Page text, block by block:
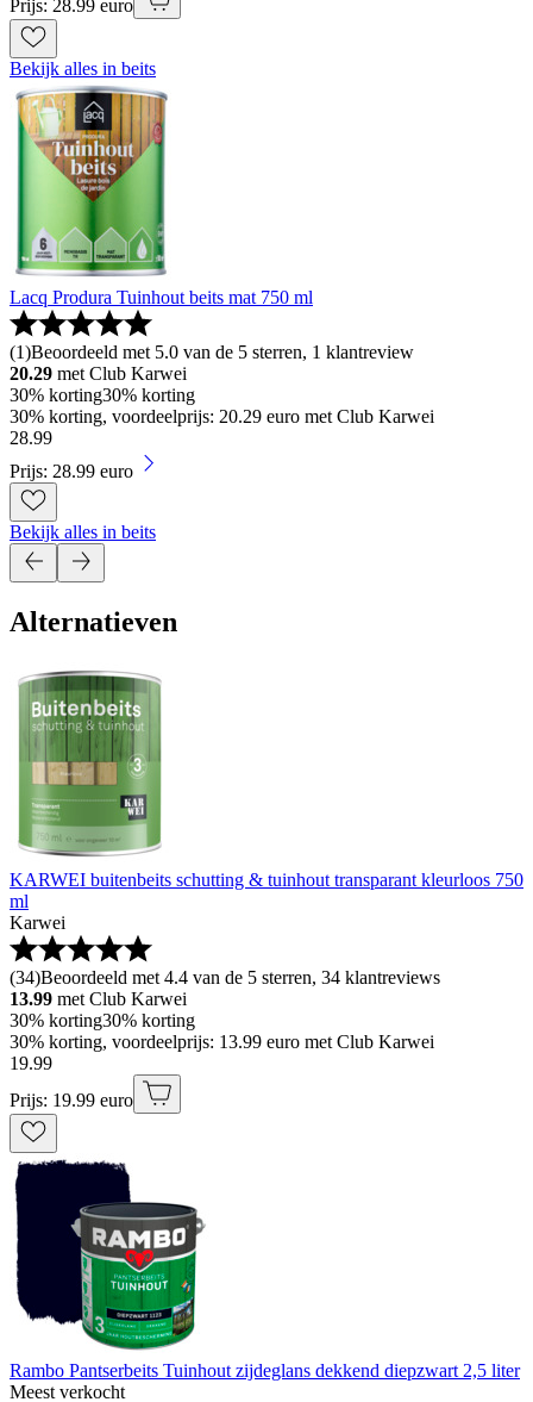
Prijs: 28.99 euro
Bekijk alles in beits
Lacq Produra Tuinhout beits mat 750 ml
(1)Beoordeeld met 5.0 van de 5 sterren, 1 klantreview
20.29 met Club Karwei
30% korting30% korting
30% korting, voordeelprijs: 20.29 euro met Club Karwei
28.99
Prijs: 28.99 euro
Bekijk alles in beits
Alternatieven
KARWEI buitenbeits schutting & tuinhout transparant kleurloos 750
ml
Karwei
(34)Beoordeeld met 4.4 van de 5 sterren, 34 klantreviews
13.99 met Club Karwei
30% korting30% korting
30% korting, voordeelprijs: 13.99 euro met Club Karwei
19.99
Prijs: 19.99 euro
Rambo Pantserbeits Tuinhout zijdeglans dekkend diepzwart 2,5 liter
Meest verkocht